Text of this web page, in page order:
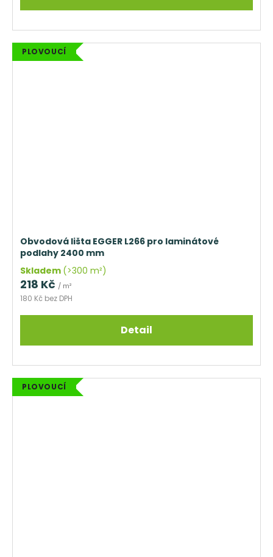
PLOVOUCÍ
Obvodová lišta EGGER L266 pro laminátové
podlahy 2400 mm
Skladem (>300 m²)
180 Kč bez DPH
218 Kč / m²
Detail
PLOVOUCÍ